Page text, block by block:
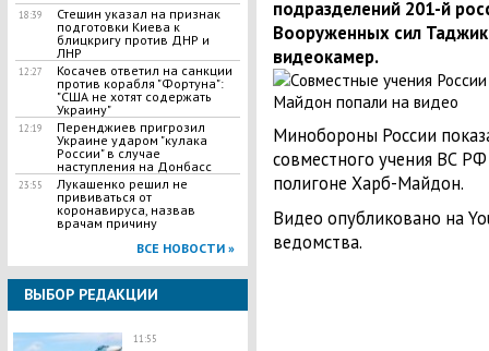
18:39
Стешин указал на признак
подготовки Киева к
блицкригу против ДНР и
ЛНР
12:27
​Косачев ответил на санкции
против корабля "Фортуна":
"США не хотят содержать
Украину"
12:19
Перенджиев пригрозил
Украине ударом "кулака
России" в случае
наступления на Донбасс
23:55
Лукашенко решил не
прививаться от
коронавируса, назвав
врачам причину
ВСЕ НОВОСТИ »
ВЫБОР РЕДАКЦИИ
11:55
подразделений 201-й
Вооруженных сил
видеокамер.
Минобороны России
совместного учения ВС
полигоне Харб-Майдон.
Видео опубликовано на
ведомства.